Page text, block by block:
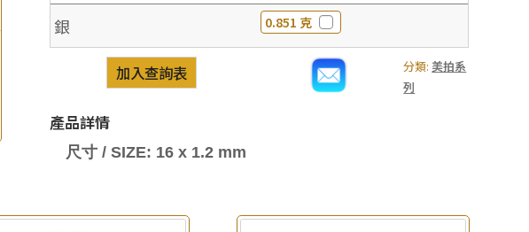
銀 0.851 克
分類:美拍系
列
加入查詢表
產品詳情
尺寸 / SIZE: 16 x 1.2 mm